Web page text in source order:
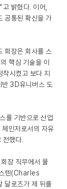
밝혔다. 이어,
공통된 확신을 가
회장은 회사를 스
핵심 기술을 이
시켰고 보다 지
반 3D유니버스 도
를 기반으로 산업
인저로서의 자유
전했다.
장 직무에서 물
스텐(Charles
달로즈가 제 뒤를